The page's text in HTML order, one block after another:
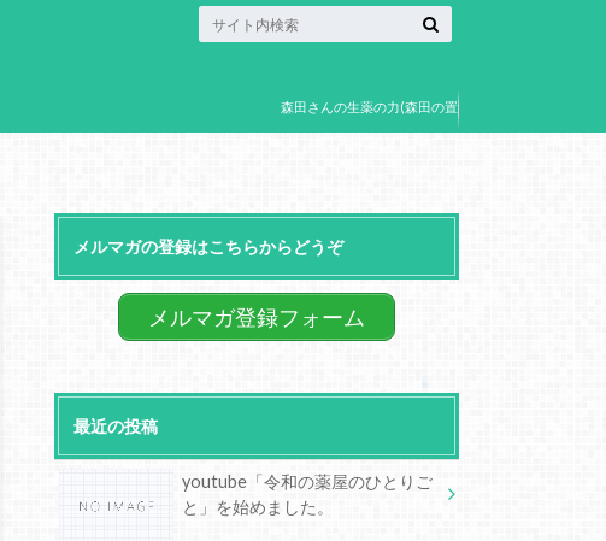
森田さんの生薬の力(森田の置
メルマガの登録はこちらからどうぞ
メルマガ登録フォーム
最近の投稿
youtube「令和の薬屋のひとりご
と」を始めました。